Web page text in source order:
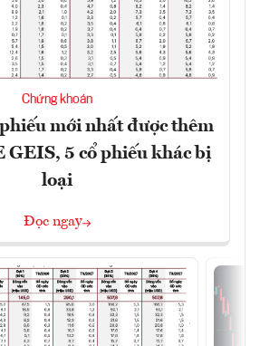
Chứng khoán
mới nhất được thêm
GEIS, 5 cổ phiếu khác bị
loại
Đọc ngay